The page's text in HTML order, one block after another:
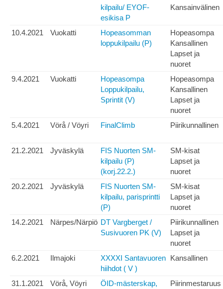
kilpailu/ EYOF-
esikisa P
Kansainvälinen
10.4.2021 Vuokatti
Hopeasomman
loppukilpailu (P)
Hopeasompa
Kansallinen
Lapset ja
nuoret
9.4.2021
Vuokatti
Hopeasompa
Loppukilpailu,
Sprintit (V)
Hopeasompa
Kansallinen
Lapset ja
nuoret
5.4.2021
Vörå / Vöyri FinalClimb Piirikunnallinen
21.2.2021 Jyväskylä
FIS Nuorten SM-
kilpailu (P)
(korj.22.2.)
SM-kisat
Lapset ja
nuoret
20.2.2021
Jyväskylä
FIS Nuorten SM-
kilpailu, parisprintti
(P)
SM-kisat
Lapset ja
nuoret
14.2.2021
Närpes/Närpiö DT Vargberget /
Susivuoren PK (V)
Piirikunnallinen
Lapset ja
nuoret
6.2.2021
Ilmajoki
XXXXI Santavuoren
hiihdot ( V )
Kansallinen
31.1.2021 Vörå, Vöyri
ÖID-mästerskap,
Piirinmestaruus